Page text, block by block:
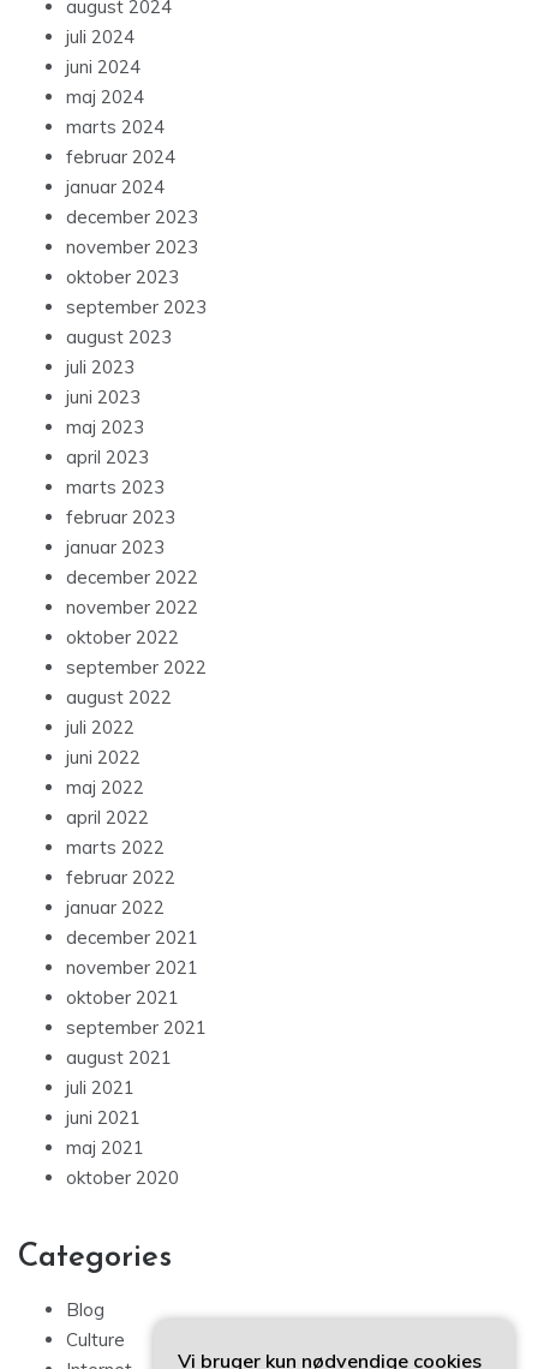
august 2024
juli 2024
juni 2024
maj 2024
marts 2024
februar 2024
januar 2024
december 2023
november 2023
oktober 2023
september 2023
august 2023
juli 2023
juni 2023
maj 2023
april 2023
marts 2023
februar 2023
januar 2023
december 2022
november 2022
oktober 2022
september 2022
august 2022
juli 2022
juni 2022
maj 2022
april 2022
marts 2022
februar 2022
januar 2022
december 2021
november 2021
oktober 2021
september 2021
august 2021
juli 2021
juni 2021
maj 2021
oktober 2020
Categories
Blog
Culture
Vi bruger kun nødvendige cookies